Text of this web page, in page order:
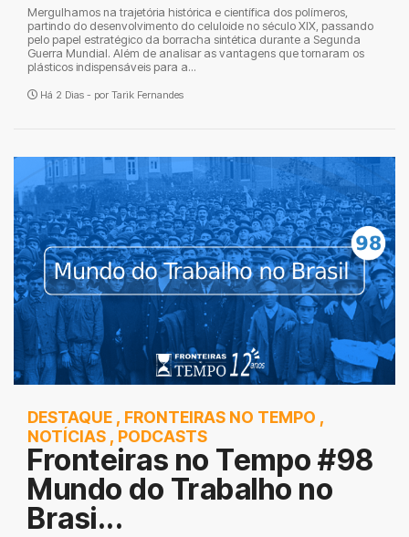
Mergulhamos na trajetória histórica e científica dos polímeros,
partindo do desenvolvimento do celuloide no século XIX, passando
pelo papel estratégico da borracha sintética durante a Segunda
Guerra Mundial. Além de analisar as vantagens que tornaram os
plásticos indispensáveis para a...
Há 2 Dias - por Tarik Fernandes
DESTAQUE , FRONTEIRAS NO TEMPO ,
NOTÍCIAS , PODCASTS
Fronteiras no Tempo #98
Mundo do Trabalho no
Brasi...